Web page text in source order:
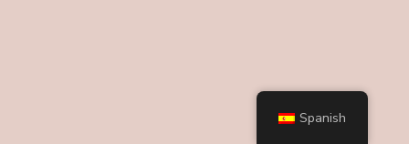
Spanish